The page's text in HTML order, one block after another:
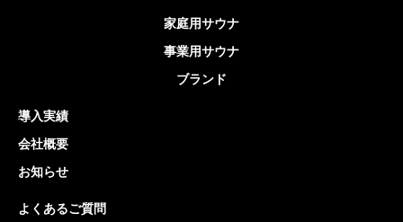
家庭用サウナ
事業用サウナ
ブランド
導入実績
会社概要
お知らせ
よくあるご質問